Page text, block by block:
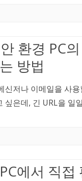
환경 PC
방법
저나 이메일을 사
은데, 긴 URL을 일
에서 직접